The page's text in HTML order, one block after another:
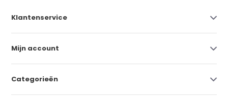
Klantenservice
Mijn account
Categorieën